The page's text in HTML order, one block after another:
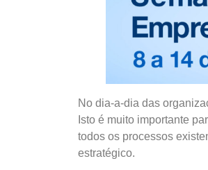
No dia-a-dia das
Isto é muito importante
todos os processos
estratégico.